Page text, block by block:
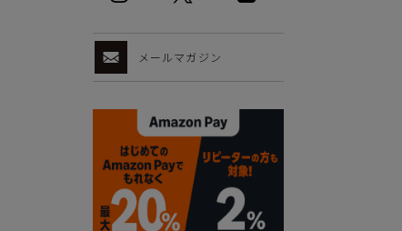
メールマガジン